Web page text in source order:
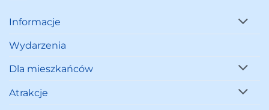
Informacje
Wydarzenia
Dla mieszkańców
Atrakcje